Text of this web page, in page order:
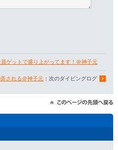
ゲットで盛り上がってます！＠神子元
される＠神子元 ：次のダイビングログ